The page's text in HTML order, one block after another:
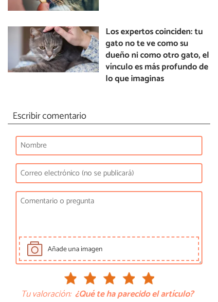
Los expertos coinciden: tu
gato no te ve como su
dueño ni como otro gato, el
vínculo es más profundo de
lo que imaginas
Escribir comentario
Añade una imagen
Tu valoración: ¿Qué te ha parecido el artículo?